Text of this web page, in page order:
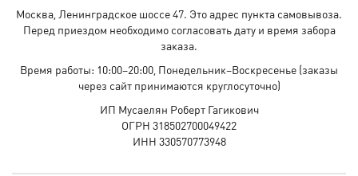
Москва, Ленинградское шоссе 47. Это адрес пункта самовывоза.
Перед приездом необходимо согласовать дату и время забора
заказа.
Время работы: 10:00–20:00, Понедельник–Воскресенье (заказы
через сайт принимаются круглосуточно)
ИП Мусаелян Роберт Гагикович
ОГРН 318502700049422
ИНН 330570773948